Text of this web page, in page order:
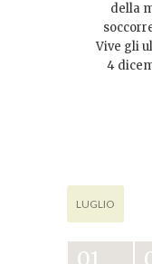
della
Vive gli
4
LUGLIO